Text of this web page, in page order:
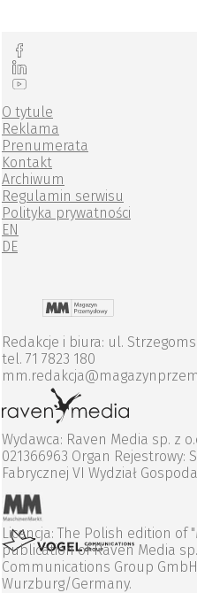
O tytule
Reklama
Prenumerata
Kontakt
Archiwum
Regulamin serwisu
Polityka prywatności
EN
DE
Redakcje i biura: ul.
tel. 71 7823 180
Wydawca: Raven Media sp. z
021366963 Organ Rejestrowy:
Fabrycznej VI Wydział
Licencja: The Polish edition of
publication of Raven Media
Communications Group GmbH
Wurzburg/Germany.